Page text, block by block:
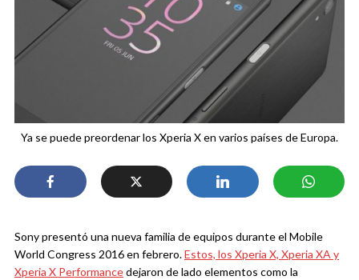
Ya se puede preordenar los Xperia X en varios países de Europa.
Sony presentó una nueva familia de equipos durante el Mobile
World Congress 2016 en febrero.Estos, los Xperia X, Xperia XA y
Xperia X Performancedejaron de lado elementos como la